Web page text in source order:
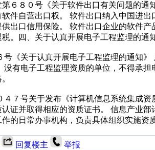
６８０号《关于软件出口有关问题的
件自营出口权。 软件出口纳入中国进
出口信用保险。 软件出口企业的软件
。四、关于认真开展电子工程监理的通
号《关于认真开展电子工程监理的通知
有电子工程监理资质的单位，不得承
４７号关于发布《计算机信息系统集成
证并取得相应的资质证书。 信息产业
的日常办事机构，负责具体组织实施资
回复楼主 举报